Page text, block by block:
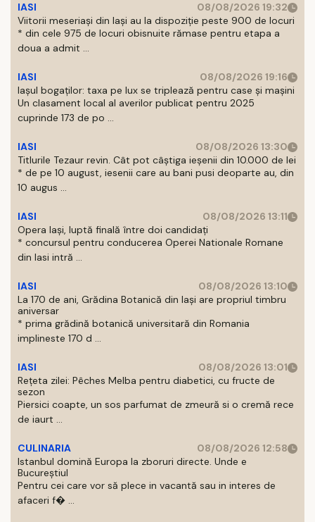
IASI
08/08/2026 19:32
Viitorii meseriași din Iași au la dispoziție peste 900 de locuri
* din cele 975 de locuri obisnuite rămase pentru etapa a
doua a admit ...
IASI
08/08/2026 19:16
Iașul bogaților: taxa pe lux se triplează pentru case și mașini
Un clasament local al averilor publicat pentru 2025
cuprinde 173 de po ...
IASI
08/08/2026 13:30
Titlurile Tezaur revin. Cât pot câștiga ieșenii din 10.000 de lei
* de pe 10 august, iesenii care au bani pusi deoparte au, din
10 augus ...
IASI
08/08/2026 13:11
Opera Iași, luptă finală între doi candidați
* concursul pentru conducerea Operei Nationale Romane
din Iasi intră ...
IASI
08/08/2026 13:10
La 170 de ani, Grădina Botanică din Iași are propriul timbru
aniversar
* prima grădină botanică universitară din Romania
implineste 170 d ...
IASI
08/08/2026 13:01
Rețeta zilei: Pêches Melba pentru diabetici, cu fructe de
sezon
Piersici coapte, un sos parfumat de zmeură si o cremă rece
de iaurt ...
CULINARIA
08/08/2026 12:58
Istanbul domină Europa la zboruri directe. Unde e
Bucureștiul
Pentru cei care vor să plece in vacantă sau in interes de
afaceri f� ...